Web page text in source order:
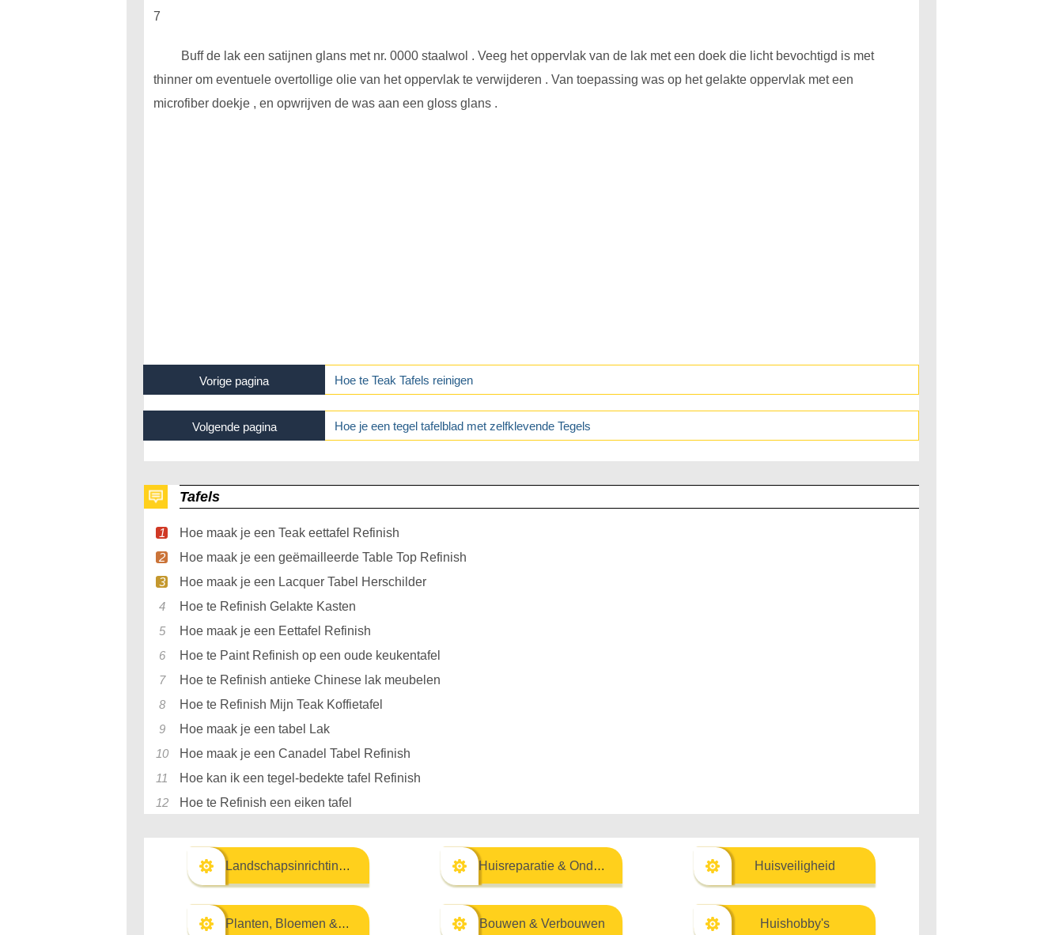
7
Buff de lak een satijnen glans met nr. 0000 staalwol . Veeg het oppervlak van de lak met een doek die licht bevochtigd is met
thinner om eventuele overtollige olie van het oppervlak te verwijderen . Van toepassing was op het gelakte oppervlak met een
microfiber doekje , en opwrijven de was aan een gloss glans .
Vorige pagina Hoe te Teak Tafels reinigen
Volgende pagina Hoe je een tegel tafelblad met zelfklevende Tegels
Tafels
Hoe maak je een Teak eettafel Refinish
Hoe maak je een geëmailleerde Table Top Refinish
Hoe maak je een Lacquer Tabel Herschilder
Hoe te Refinish Gelakte Kasten
Hoe maak je een Eettafel Refinish
Hoe te Paint Refinish op een oude keukentafel
Hoe te Refinish antieke Chinese lak meubelen
Hoe te Refinish Mijn Teak Koffietafel
Hoe maak je een tabel Lak
Hoe maak je een Canadel Tabel Refinish
Hoe kan ik een tegel-bedekte tafel Refinish
Hoe te Refinish een eiken tafel
Landschapsinrichting & Buitenbouw Huisreparatie & Onderhoud Huisveiligheid
Planten, Bloemen & Kruiden Bouwen & Verbouwen Huishobby's